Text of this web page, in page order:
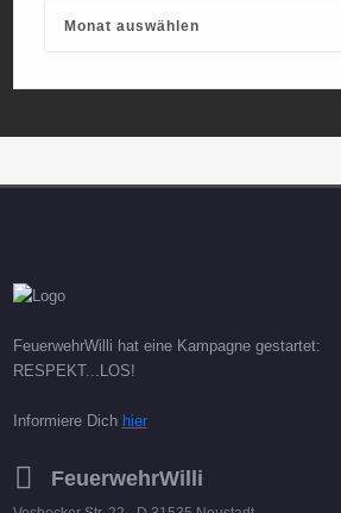
FeuerwehrWilli hat eine Kampagne gestartet:
RESPEKT...LOS!
Informiere Dich hier
FeuerwehrWilli